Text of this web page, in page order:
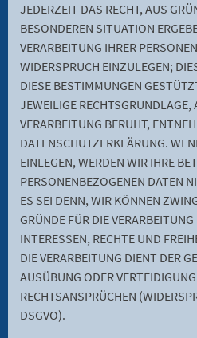
JEDERZEIT DAS RECHT, AUS
BESONDEREN SITUATION
VERARBEITUNG IHRER
WIDERSPRUCH EINZULEGEN;
DIESE BESTIMMUNGEN
JEWEILIGE RECHTSGRUNDLAGE,
VERARBEITUNG BERUHT,
DATENSCHUTZERKLÄRUNG.
EINLEGEN, WERDEN WIR IHRE
PERSONENBEZOGENEN DATEN
ES SEI DENN, WIR KÖNNEN
GRÜNDE FÜR DIE
INTERESSEN, RECHTE UND
DIE VERARBEITUNG DIENT DER
AUSÜBUNG ODER
RECHTSANSPRÜCHEN
DSGVO).